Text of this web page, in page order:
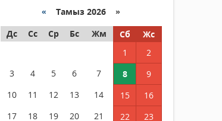
« Тамыз 2026 »
Дс
Сс Ср Бс Жм Сб
Жс
1
2
3
4 5 6 7 8
9
10
11 12 13 14 15
16
17
18 19 20 21 22 23